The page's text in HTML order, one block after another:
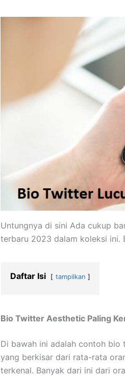
Untungnya di sini Ada cukup
terbaru 2023 dalam koleksi ini.
Daftar Isi tampilkan
Bio Twitter Aesthetic Paling
Di bawah ini adalah contoh
yang berkisar dari rata-rata
terkenal. Banyak dari ini dari